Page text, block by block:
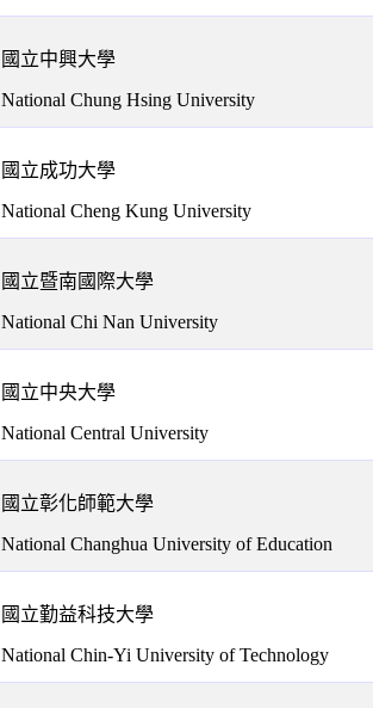
國立中興大學
National Chung Hsing University
國立成功大學
National Cheng Kung University
國立暨南國際大學
National Chi Nan University
國立中央大學
National Central University
國立彰化師範大學
National Changhua University of Education
國立勤益科技大學
National Chin-Yi University of Technology